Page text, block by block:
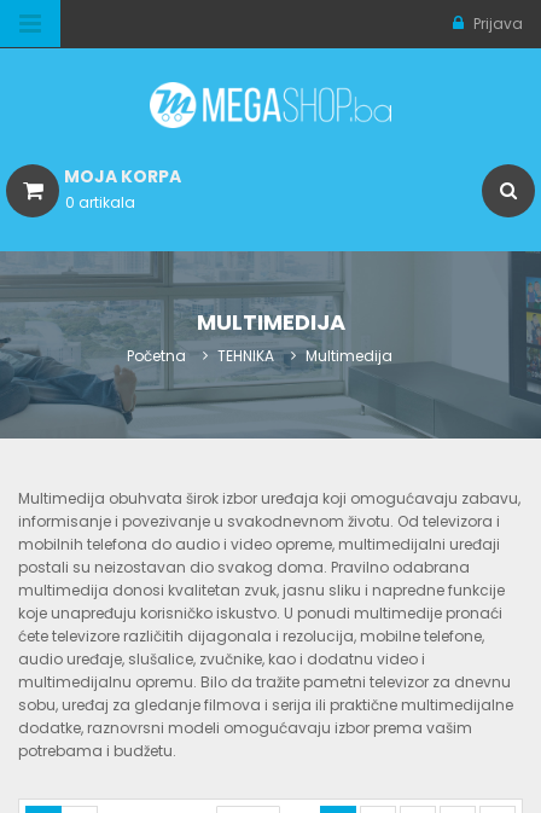
Prijava
MOJA KORPA
0 artikala
MULTIMEDIJA
Početna TEHNIKA Multimedija
Multimedija obuhvata širok izbor uređaja koji omogućavaju zabavu,
informisanje i povezivanje u svakodnevnom životu. Od televizora i
mobilnih telefona do audio i video opreme, multimedijalni uređaji
postali su neizostavan dio svakog doma. Pravilno odabrana
multimedija donosi kvalitetan zvuk, jasnu sliku i napredne funkcije
koje unapređuju korisničko iskustvo. U ponudi multimedije pronaći
ćete televizore različitih dijagonala i rezolucija, mobilne telefone,
audio uređaje, slušalice, zvučnike, kao i dodatnu video i
multimedijalnu opremu. Bilo da tražite pametni televizor za dnevnu
sobu, uređaj za gledanje filmova i serija ili praktične multimedijalne
dodatke, raznovrsni modeli omogućavaju izbor prema vašim
potrebama i budžetu.